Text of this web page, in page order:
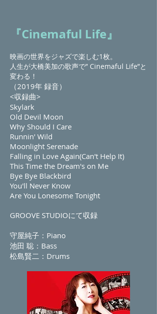
『Cinemaful Life』
映画の世界をジャズで楽しむ1枚。
人生が大橋美加の歌声で” Cinemaful Life”と
変わる！
（2019年 録音）
<収録曲>
Skylark
Old Devil Moon
Why Should I Care
Runnin' Wild
Moonlight Serenade
Falling in Love Again(Can't Help It)
This Time the Dream's on Me
Bye Bye Blackbird
You'll Never Know
Are You Lonesome Tonight
GROOVE STUDIOにて収録
守屋純子：Piano
池田 聡：Bass
松島賢二：Drums